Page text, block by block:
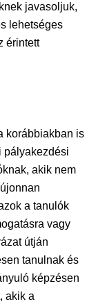
javasoljuk,
lehetséges
érintett
korábbiakban is
pályakezdési
akik nem
a tanulók
vagy
útján
tanulnak és
képzésen
akik a